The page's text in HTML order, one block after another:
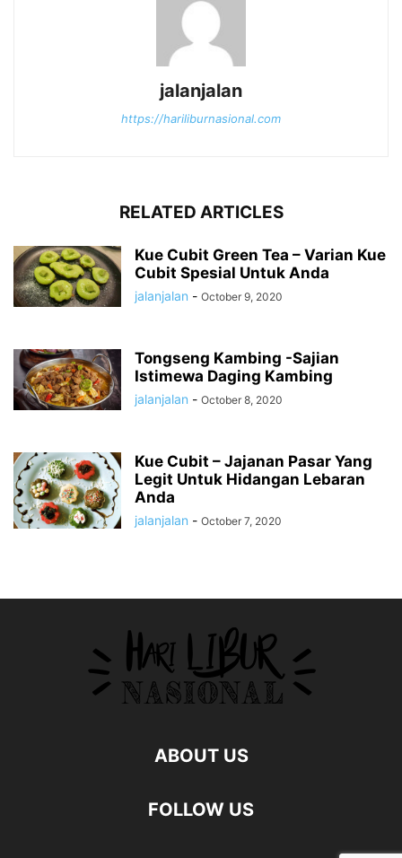
jalanjalan
https://hariliburnasional.com
RELATED ARTICLES
Kue Cubit Green Tea – Varian Kue
Cubit Spesial Untuk Anda
jalanjalan - October 9, 2020
Tongseng Kambing -Sajian
Istimewa Daging Kambing
jalanjalan - October 8, 2020
Kue Cubit – Jajanan Pasar Yang
Legit Untuk Hidangan Lebaran
Anda
jalanjalan - October 7, 2020
ABOUT US
FOLLOW US